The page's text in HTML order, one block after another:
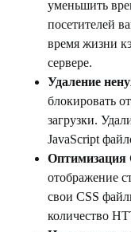
уменьшить
посетителей
время жизни
сервере.
Удаление
блокировать
загрузки.
JavaScript
Оптимизация
отображение
свои CSS
количество